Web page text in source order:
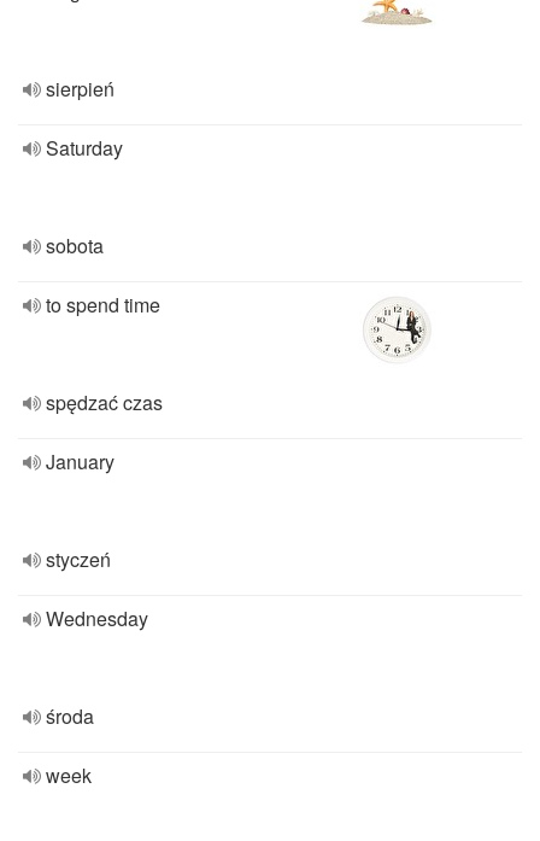
sierpień
Saturday
sobota
to spend time
spędzać czas
January
styczeń
Wednesday
środa
week